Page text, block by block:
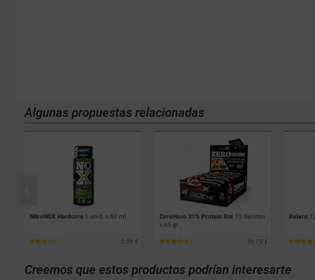
Algunas propuestas relacionadas
NitroNOX Hardcore 1 unid. x 60 ml
(1) 2.00
ZeroHero 31% Protein Bar 15 Barritas
x 65 gr
(1) 36.75
Bolero
Creemos que estos productos podrían interesarte